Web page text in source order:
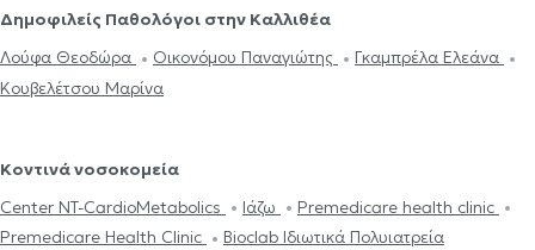
Δημοφιλείς Παθολόγοι στην Καλλιθέα
Λούφα Θεοδώρα
Οικονόμου Παναγιώτης
Γκαμπρέλα Ελεάνα
Κουβελέτσου Μαρίνα
Κοντινά νοσοκομεία
Center NT-CardioMetabolics
Ιάζω
Premedicare health clinic
Premedicare Health Clinic
Bioclab Ιδιωτικά Πολυιατρεία